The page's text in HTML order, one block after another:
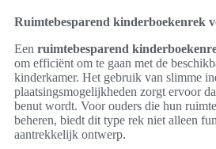
Ruimtebesparend kinderboekenrek
Een ruimtebesparend
om efficiënt om te gaan met de
kinderkamer. Het gebruik van slimme
plaatsingsmogelijkheden zorgt ervoor
benut wordt. Voor ouders die hun
beheren, biedt dit type rek niet alleen
aantrekkelijk ontwerp.